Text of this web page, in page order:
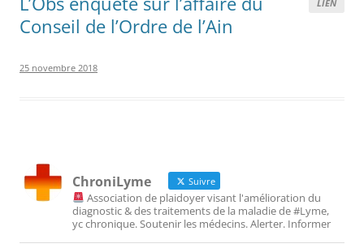
LIEN
Conseil de l’Ordre de l’Ain
25 novembre 2018
ChroniLyme Suivre
Association de plaidoyer visant l'amélioration du
diagnostic & des traitements de la maladie de #Lyme,
yc chronique. Soutenir les médecins. Alerter. Informer